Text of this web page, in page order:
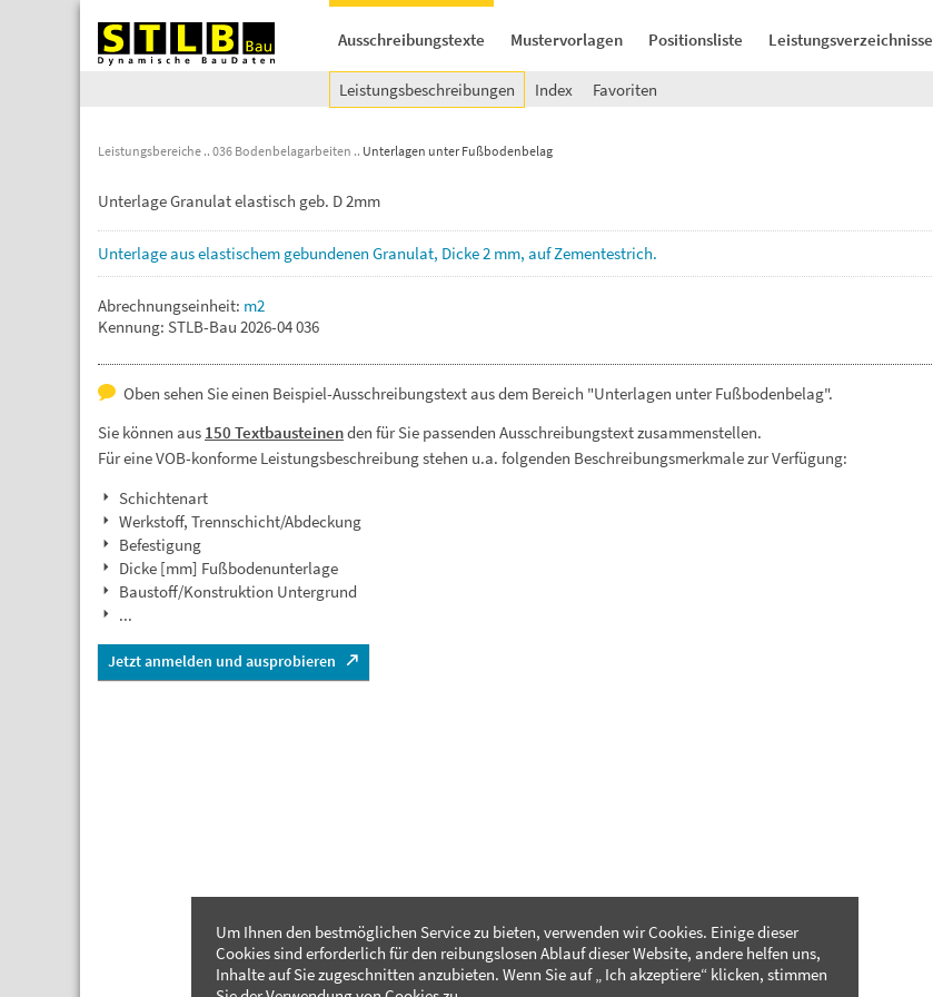
Ausschreibungstexte Mustervorlagen Positionsliste Leistungsverzeichnisse
Leistungsbeschreibungen Index Favoriten
Leistungsbereiche 036 Bodenbelagarbeiten Unterlagen unter Fußbodenbelag
Unterlage Granulat elastisch geb. D 2mm
Unterlageauselastischem gebundenen Granulat, Dicke2 mm, aufZementestrich.
Abrechnungseinheit: m2
Kennung: STLB-Bau 2026-04 036
Oben sehen Sie einen Beispiel-Ausschreibungstext aus dem Bereich "Unterlagen unter Fußbodenbelag".
Sie können aus 150 Textbausteinenden für Sie passenden Ausschreibungstext zusammenstellen.
Für eine VOB-konforme Leistungsbeschreibung stehen u.a. folgenden Beschreibungsmerkmale zur Verfügung:
Schichtenart
Werkstoff, Trennschicht/Abdeckung
Befestigung
Dicke [mm] Fußbodenunterlage
Baustoff/Konstruktion Untergrund
...
Jetzt anmelden und ausprobieren
Um Ihnen den bestmöglichen Service zu bieten, verwenden wir Cookies. Einige dieser
Cookies sind erforderlich für den reibungslosen Ablauf dieser Website, andere helfen uns,
Inhalte auf Sie zugeschnitten anzubieten. Wenn Sie auf „ Ich akzeptiere“ klicken, stimmen